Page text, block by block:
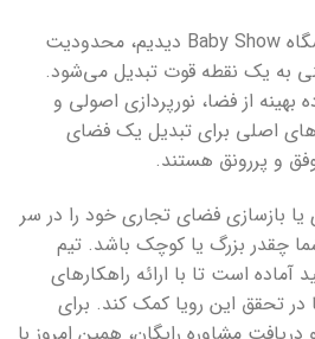
همان‌طور که در پروژه فروشگاه Baby Show دیدیم، محدودیت
به یک نقطه قوت تبدیل می‌شود.
از فضا، نورپردازی اصولی و
اصلی برای تبدیل یک فضای
و پررونق هستند.
یا بازسازی فضای تجاری خود را در سر
چقدر بزرگ یا کوچک باشد. تیم
است تا با ارائه راهکارهای
در تحقق این رویا کمک کند. برای